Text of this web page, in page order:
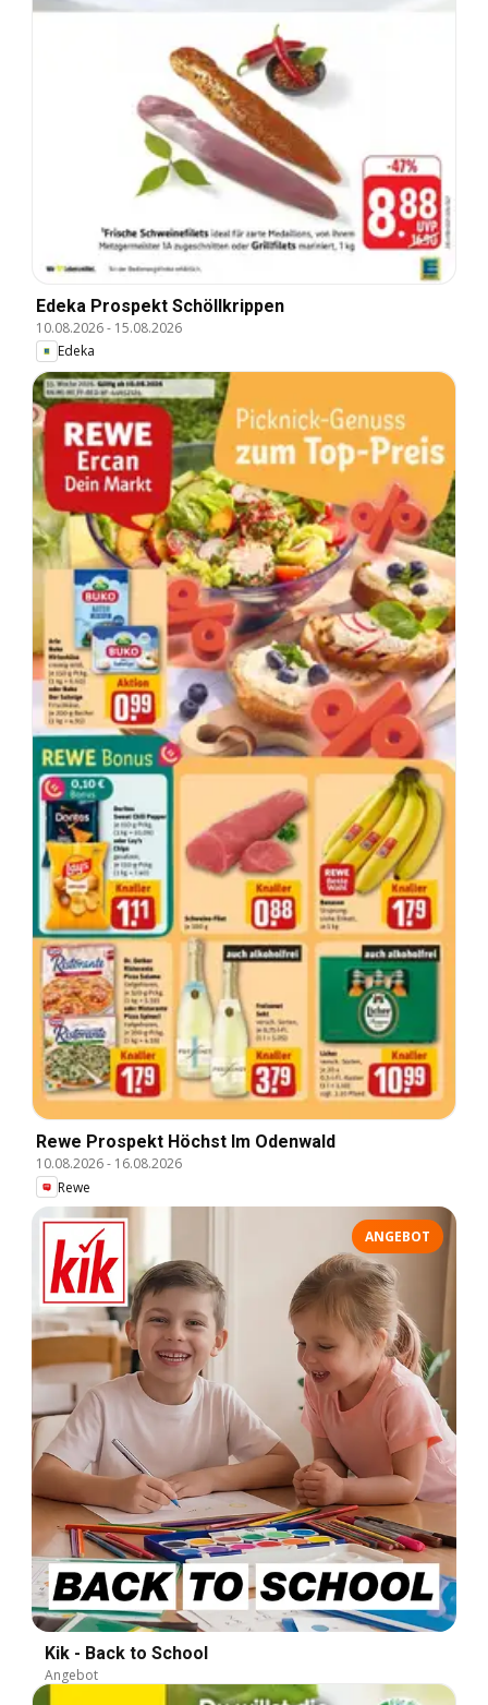
Edeka Prospekt Schöllkrippen
10.08.2026- 15.08.2026
Edeka
Rewe Prospekt Höchst Im Odenwald
10.08.2026- 16.08.2026
Rewe
ANGEBOT
Kik - Back to School
Angebot